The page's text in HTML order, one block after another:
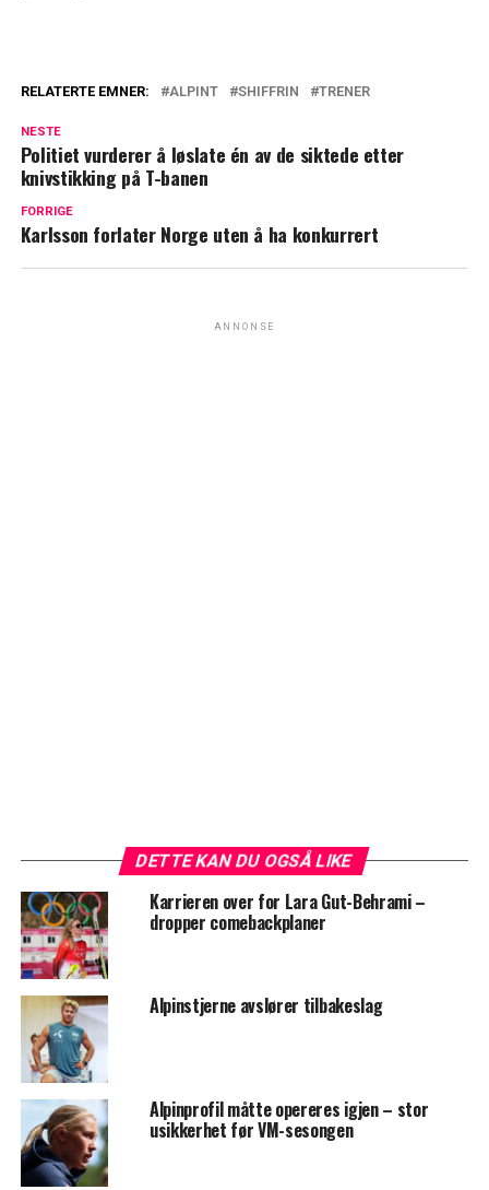
RELATERTE EMNER: ALPINT SHIFFRIN TRENER
NESTE
Politiet vurderer å løslate én av de siktede etter
knivstikking på T-banen
FORRIGE
Karlsson forlater Norge uten å ha konkurrert
ANNONSE
DETTE KAN DU OGSÅ LIKE
Karrieren over for Lara Gut-Behrami –
dropper comebackplaner
Alpinstjerne avslører tilbakeslag
Alpinprofil måtte opereres igjen – stor
usikkerhet før VM-sesongen